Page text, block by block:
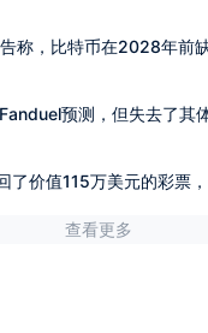
称，比特币在2028年前
预测，但失去了其
了价值115万美元的彩票
查看更多